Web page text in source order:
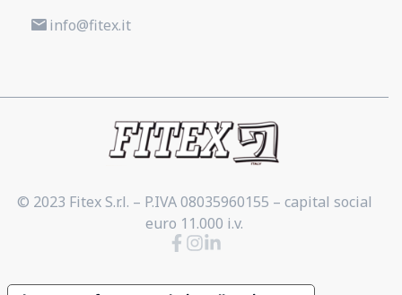
info@fitex.it
© 2023 Fitex S.r.l. – P.IVA 08035960155 – capital social
euro 11.000 i.v.